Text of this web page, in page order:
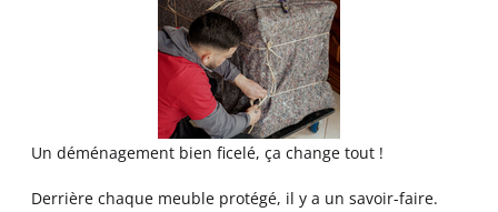
Un déménagement bien ficelé, ça change tout !
Derrière chaque meuble protégé, il y a un savoir-faire.